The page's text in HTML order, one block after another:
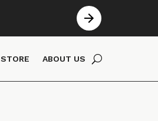
STORE ABOUT US